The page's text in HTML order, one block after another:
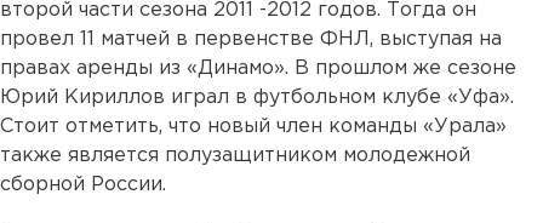
второй части сезона 2011 -2012 годов. Тогда он
провел 11 матчей в первенстве ФНЛ, выступая на
правах аренды из «Динамо». В прошлом же сезоне
Юрий Кириллов играл в футбольном клубе «Уфа».
Стоит отметить, что новый член команды «Урала»
также является полузащитником молодежной
сборной России.